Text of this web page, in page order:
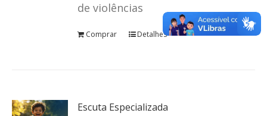
de violências
Comprar Detalhes
Escuta Especializada